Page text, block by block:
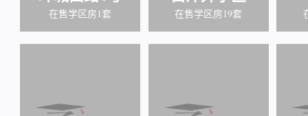
在售学区房1套 在售学区房19套